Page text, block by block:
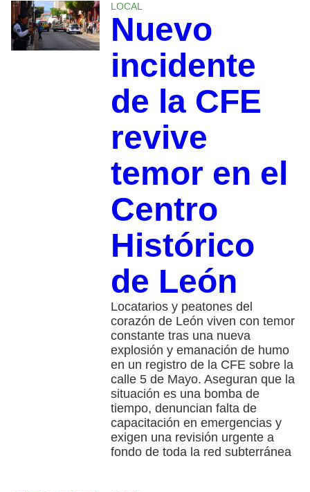
LOCAL
Nuevo
incidente
de la CFE
revive
temor en el
Centro
Histórico
de León
Locatarios y peatones del
corazón de León viven con temor
constante tras una nueva
explosión y emanación de humo
en un registro de la CFE sobre la
calle 5 de Mayo. Aseguran que la
situación es una bomba de
tiempo, denuncian falta de
capacitación en emergencias y
exigen una revisión urgente a
fondo de toda la red subterránea